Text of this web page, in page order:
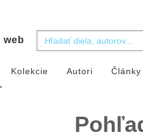
web
Kolekcie Autori Články